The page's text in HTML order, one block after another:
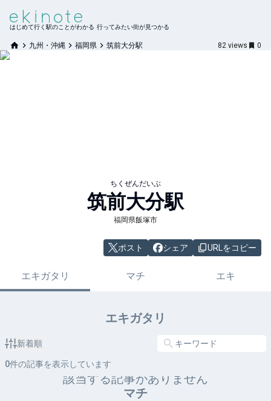
はじめて行く駅のことがわかる 行ってみたい街が見つかる
九州・沖縄 福岡県 筑前大分駅 82 views 0
ちくぜんだいぶ
筑前大分駅
福岡県飯塚市
ポスト シェア URLをコピー
エキガタリ マチ エキ
エキガタリ
新着順
0件の記事を表示しています
該当する記事がありません
マチ